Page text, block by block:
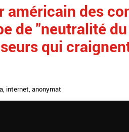
américain des
de "neutralité
qui
, internet, anonymat